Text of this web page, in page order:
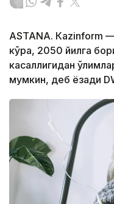
ASTANА. Кazinform
кўра, 2050 йилга
касаллигидан
мумкин, деб ёзади